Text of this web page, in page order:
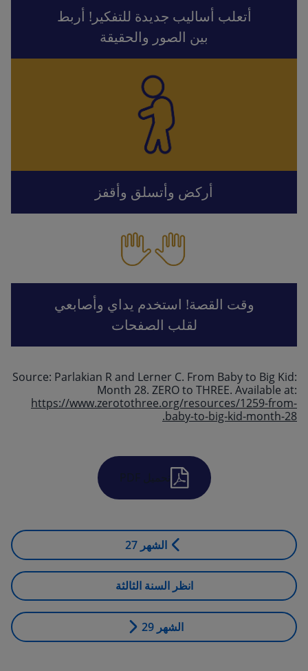
أتعلب أساليب جديدة للتفكير! أربط
بين الصور والحقيقة
أركض وأتسلق وأقفز
وقت القصة! استخدم يداي وأصابعي
لقلب الصفحات
Source: Parlakian R and Lerner C. From Baby to Big Kid:
Month 28. ZERO to THREE. Available at:
https://www.zerotothree.org/resources/1259-from-
baby-to-big-kid-month-28.
تحميل PDF
الشهر 27
انظر السنة الثالثة
الشهر 29